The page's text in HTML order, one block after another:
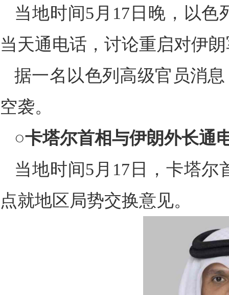
当地时间5月17日晚，以
当天通电话，讨论重启对伊
据一名以色列高级官员消
空袭。
○卡塔尔首相与伊朗外长通
当地时间5月17日，卡塔
点就地区局势交换意见。